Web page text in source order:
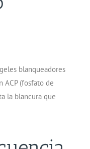
blanqueadores
ACP (fosfato de
la blancura que